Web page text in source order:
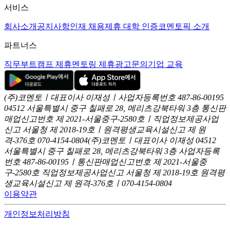
서비스
회사소개 공지사항인재 채용제휴 대학 인증코멘토픽 소개
파트너스
직무부트캠프 제휴멘토링 제휴광고문의 기업 교육
(주)코멘토ㅣ대표이사 이재성ㅣ사업자등록번호 487-86-00195
04512 서울특별시 중구 칠패로 28, 메리츠강북타워 3층 통신판
매업신고번호 제 2021-서울중구-2580호ㅣ직업정보제공사업
신고 서울청 제 2018-19호ㅣ원격평생교육시설신고 제 원
격-376호 070-4154-0804(주)코멘토ㅣ대표이사 이재성 04512
서울특별시 중구 칠패로 28, 메리츠강북타워 3층 사업자등록
번호 487-86-00195ㅣ통신판매업신고번호 제 2021-서울중
구-2580호 직업정보제공사업신고 서울청 제 2018-19호 원격평
생교육시설신고 제 원격-376호ㅣ070-4154-0804
이용약관
개인정보처리방침